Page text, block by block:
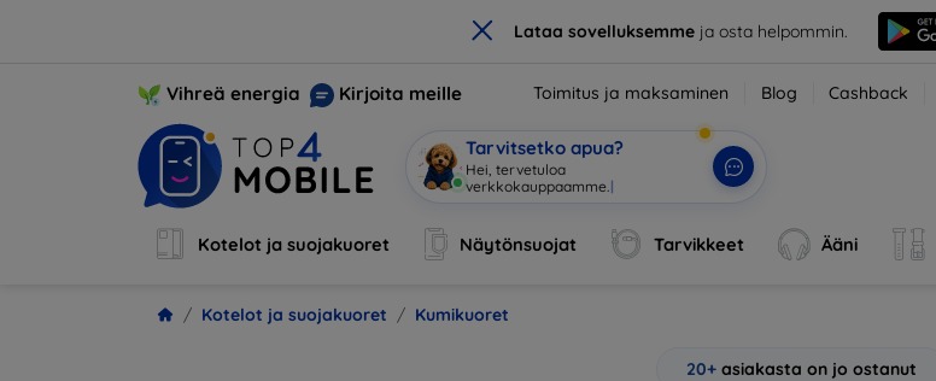
× Lataa sovelluksemmeja osta helpommin.
Vihreä energia Kirjoita meille Toimitus ja maksaminen Blog Cashback
Tarvitsetko apua?
Hei, tervet|
Kotelot ja suojakuoret Näytönsuojat Tarvikkeet Ääni
Kotelot ja suojakuoret Kumikuoret
20+ asiakasta on jo ostanut